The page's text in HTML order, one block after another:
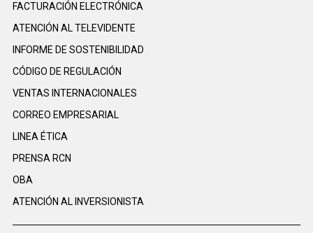
FACTURACIÓN ELECTRÓNICA
ATENCIÓN AL TELEVIDENTE
INFORME DE SOSTENIBILIDAD
CÓDIGO DE REGULACIÓN
VENTAS INTERNACIONALES
CORREO EMPRESARIAL
LINEA ÉTICA
PRENSA RCN
OBA
ATENCIÓN AL INVERSIONISTA